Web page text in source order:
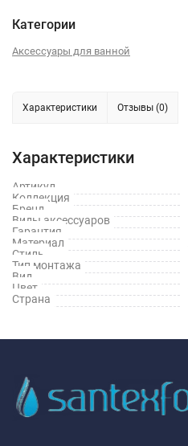
Категории
Аксессуары для ванной
Характеристики Отзывы (0)
Характеристики
Артикул
Коллекция
Бренд
Виды аксессуаров
Гарантия
Материал
Стиль
Тип монтажа
Вид
Цвет
Страна